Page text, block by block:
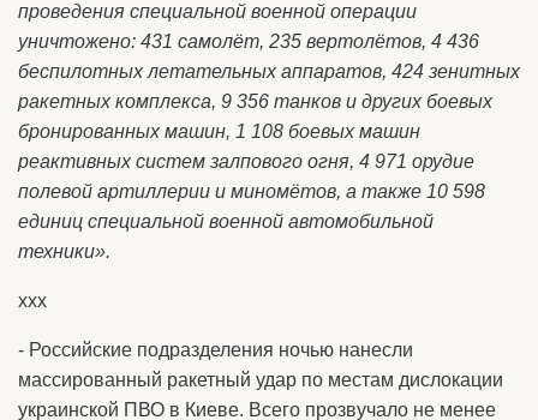
проведения специальной военной операции
уничтожено: 431 самолёт, 235 вертолётов, 4 436
беспилотных летательных аппаратов, 424 зенитных
ракетных комплекса, 9 356 танков и других боевых
бронированных машин, 1 108 боевых машин
реактивных систем залпового огня, 4 971 орудие
полевой артиллерии и миномётов, а также 10 598
единиц специальной военной автомобильной
техники».
ххх
- Российские подразделения ночью нанесли
массированный ракетный удар по местам дислокации
украинской ПВО в Киеве. Всего прозвучало не менее